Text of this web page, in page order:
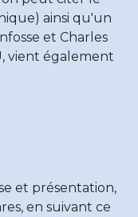
ainsi qu'un
et Charles
vient également
et présentation,
en suivant ce